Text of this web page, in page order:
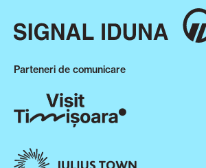
Parteneri de comunicare